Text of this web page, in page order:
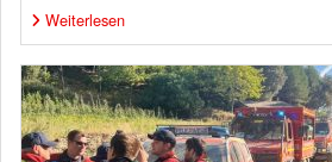
Weiterlesen